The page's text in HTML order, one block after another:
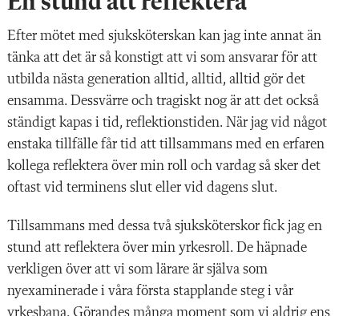
Efter mötet med sjuksköterskan kan jag inte annat än
tänka att det är så konstigt att vi som ansvarar för att
utbilda nästa generation alltid, alltid, alltid gör det
ensamma. Dessvärre och tragiskt nog är att det också
ständigt kapas i tid, reflektionstiden. När jag vid något
enstaka tillfälle får tid att tillsammans med en erfaren
kollega reflektera över min roll och vardag så sker det
oftast vid terminens slut eller vid dagens slut.
Tillsammans med dessa två sjuksköterskor fick jag en
stund att reflektera över min yrkesroll. De häpnade
verkligen över att vi som lärare är själva som
nyexaminerade i våra första stapplande steg i vår
yrkesbana. Görandes många moment som vi aldrig ens